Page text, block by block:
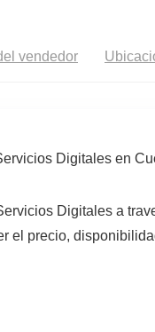
vendedor
Digitales en
Digitales a
precio,